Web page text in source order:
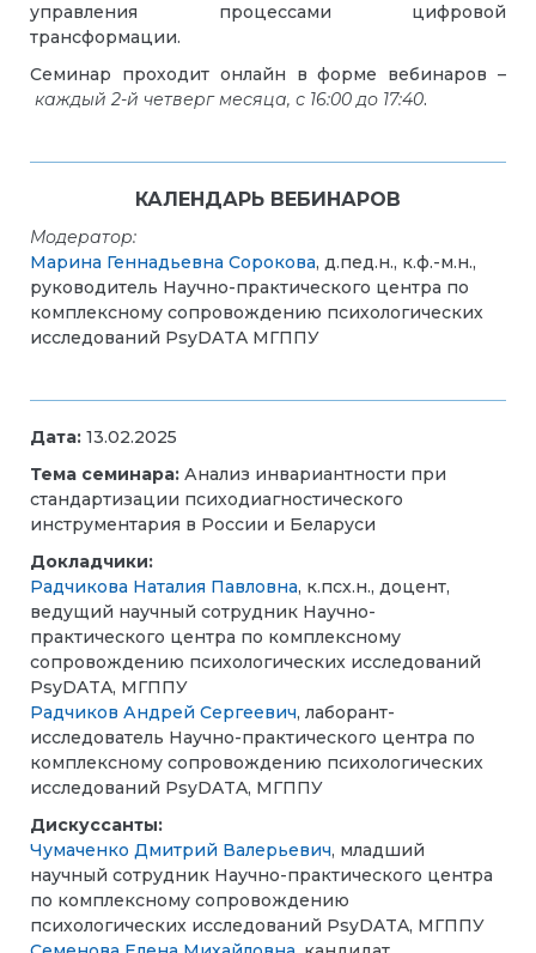
управления процессами цифровой
трансформации.
Семинар проходит онлайн в форме вебинаров –
каждый 2-й четверг месяца, с 16:00 до 17:40.
КАЛЕНДАРЬ ВЕБИНАРОВ
Модератор:
Марина Геннадьевна Сорокова, д.пед.н., к.ф.-м.н.,
руководитель Научно-практического центра по
комплексному сопровождению психологических
исследований PsyDATA МГППУ
Дата: 13.02.2025
Тема семинара: Анализ инвариантности при
стандартизации психодиагностического
инструментария в России и Беларуси
Докладчики:
Радчикова Наталия Павловна, к.псх.н., доцент,
ведущий научный сотрудник Научно-
практического центра по комплексному
сопровождению психологических исследований
PsyDATA, МГППУ
Радчиков Андрей Сергеевич, лаборант-
исследователь Научно-практического центра по
комплексному сопровождению психологических
исследований PsyDATA, МГППУ
Дискуссанты:
Чумаченко Дмитрий Валерьевич, младший
научный сотрудник Научно-практического центра
по комплексному сопровождению
психологических исследований PsyDATA, МГППУ